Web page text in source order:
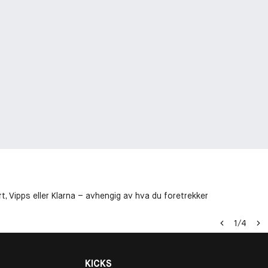
Vipps eller Klarna – avhengig av hva du foretrekker
1/4
KICKS